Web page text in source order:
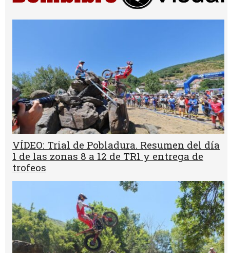
VÍDEO: Trial de Pobladura. Resumen del día
1 de las zonas 8 a 12 de TR1 y entrega de
trofeos